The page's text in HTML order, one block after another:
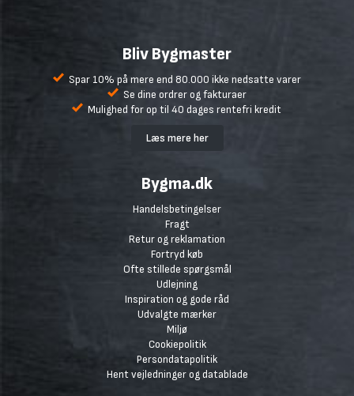
Bliv Bygmaster
Spar 10% på mere end 80.000 ikke nedsatte varer
Se dine ordrer og fakturaer
Mulighed for op til 40 dages rentefri kredit
Læs mere her
Bygma.dk
Handelsbetingelser
Fragt
Retur og reklamation
Fortryd køb
Ofte stillede spørgsmål
Udlejning
Inspiration og gode råd
Udvalgte mærker
Miljø
Cookiepolitik
Persondatapolitik
Hent vejledninger og datablade